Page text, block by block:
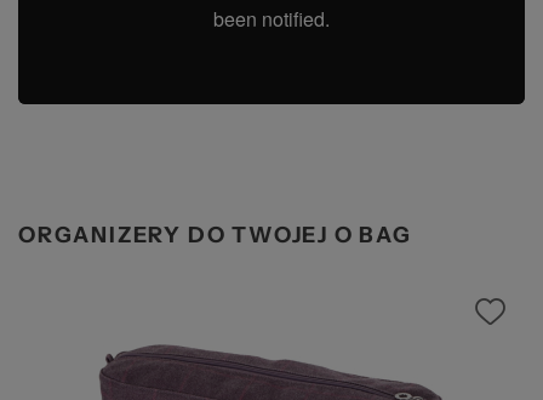
ORGANIZERY DO TWOJEJ O BAG